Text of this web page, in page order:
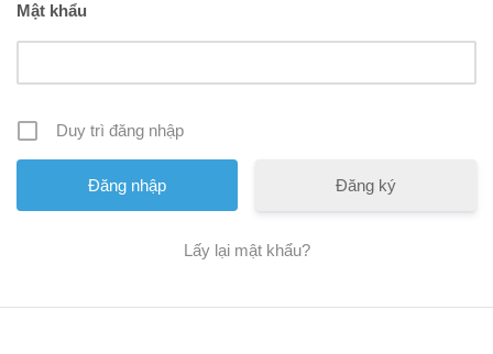
Mật khẩu
Duy trì đăng nhập
Đăng ký
Lấy lại mật khẩu?